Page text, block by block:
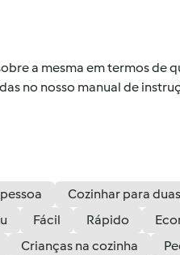
a mesma em termos de
no nosso manual de
Cozinhar para
Fácil Rápido
Crianças na cozinha